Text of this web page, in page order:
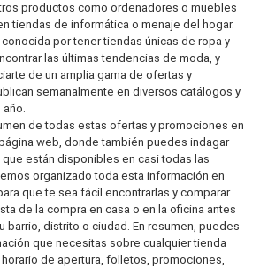
productos como ordenadores o muebles
tiendas de informática o menaje del hogar.
por tener tiendas únicas de ropa y
las últimas tendencias de moda, y
de un amplia gama de ofertas y
semanalmente en diversos catálogos y
de todas estas ofertas y promociones en
web, donde también puedes indagar
están disponibles en casi todas las
organizado toda esta información en
que te sea fácil encontrarlas y comparar.
de la compra en casa o en la oficina antes
barrio, distrito o ciudad. En resumen, puedes
que necesitas sobre cualquier tienda
de apertura, folletos, promociones,